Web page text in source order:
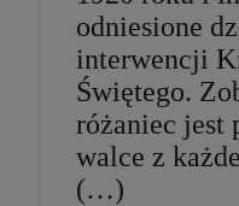
DO
odniesione
interwencji
Świętego.
różaniec jest
walce z
(…)